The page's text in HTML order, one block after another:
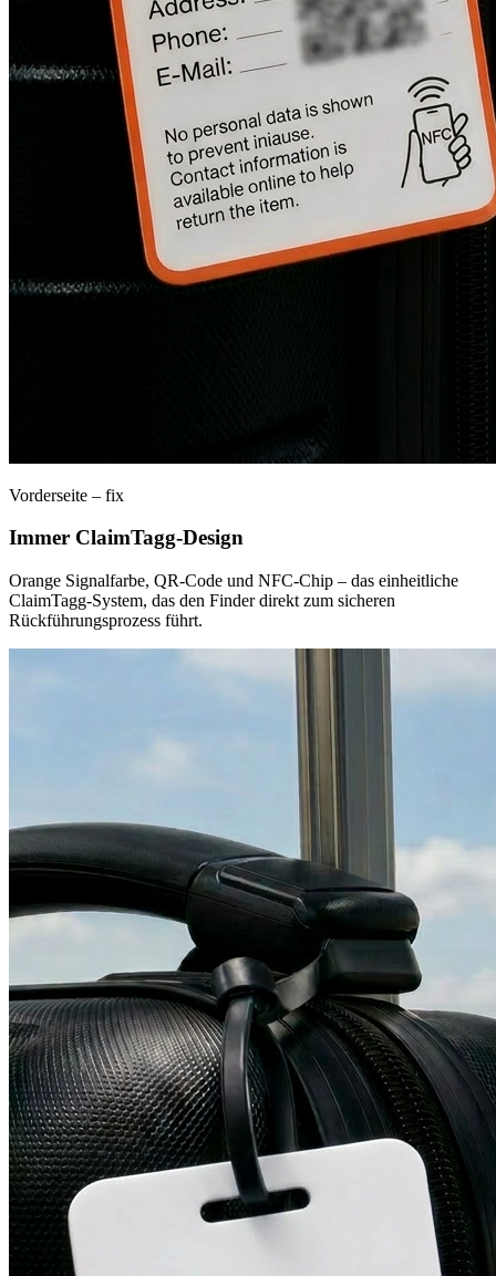
Vorderseite – fix
Immer ClaimTagg-Design
Orange Signalfarbe, QR-Code und NFC-Chip – das einheitliche
ClaimTagg-System, das den Finder direkt zum sicheren
Rückführungsprozess führt.